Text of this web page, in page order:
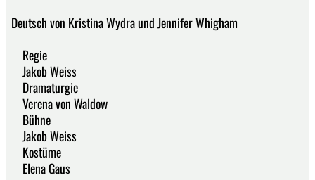
Deutsch von Kristina Wydra und Jennifer Whigham
Regie
Jakob Weiss
Dramaturgie
Verena von Waldow
Bühne
Jakob Weiss
Kostüme
Elena Gaus